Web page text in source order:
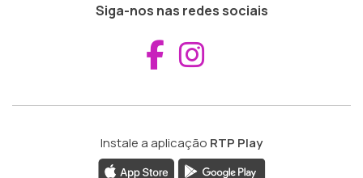
Siga-nos nas redes sociais
Aceder ao
Instale a aplicação RTP Play